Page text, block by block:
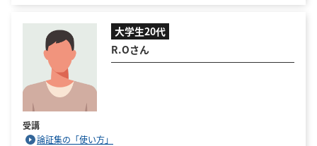
大学生20代
R.Oさん
受講
論証集の「使い方」